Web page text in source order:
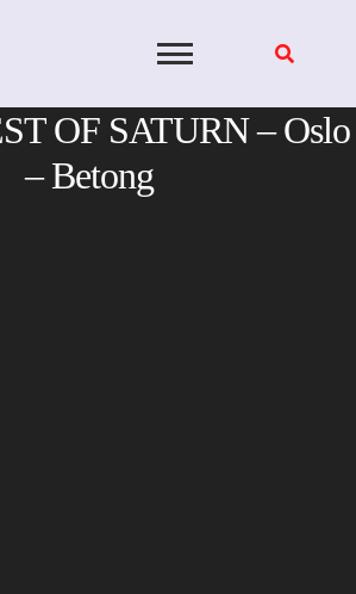
OF SATURN – Oslo
– Betong